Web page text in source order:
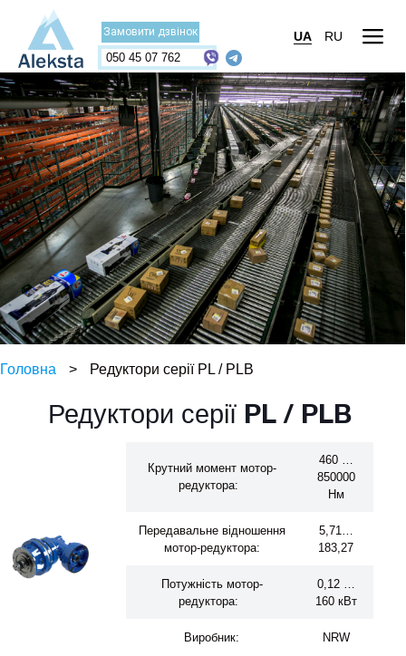
Замовити дзвінок
050 45 07 762
UA RU
Головна > Редуктори серії PL / PLB
Редуктори серії PL / PLB
Крутний момент мотор-
редуктора:
460 …
850000
Нм
Передавальне відношення
мотор-редуктора:
5,71…
183,27
Потужність мотор-
редуктора:
0,12 …
160 кВт
Виробник: NRW